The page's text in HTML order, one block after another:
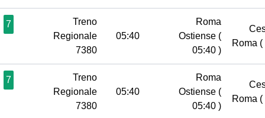
7
Treno
Regionale
7380
05:40
Roma
Ostiense (
05:40 )
Roma (
7
Treno
Regionale
7380
05:40
Roma
Ostiense (
05:40 )
Roma (